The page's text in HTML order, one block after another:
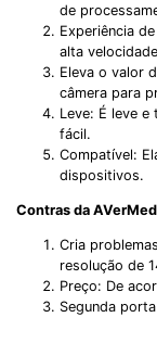
de
Experiência
alta
Eleva o valor
câmera para
Leve: É leve e
fácil.
Compatível:
dispositivos.
Contras da
Cria
resolução de
Preço: De
Segunda